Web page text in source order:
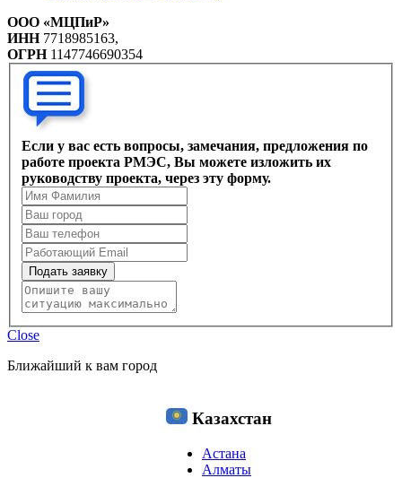
ООО «МЦПиР»
ИНН7718985163,
ОГРН1147746690354
Если у вас есть вопросы, замечания, предложения по
работе проекта РМЭС, Вы можете изложить их
руководству проекта, через эту форму.
Подать заявку
Close
Ближайший к вам город
Казахстан
Астана
Алматы